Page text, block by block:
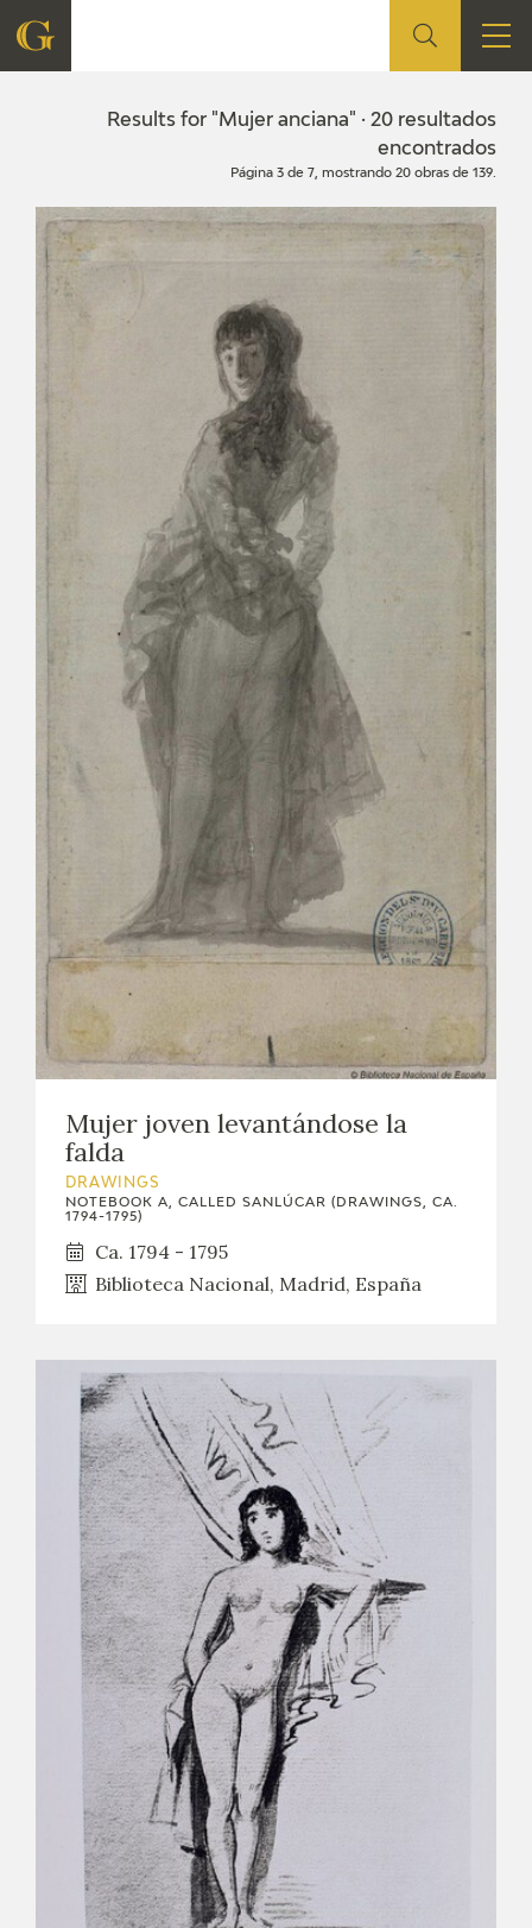
FOUNDATION
CORPORATE ACTION
ACTUALIDAD
FRANCISCO DE GOYA
PREMIO ARAGÓN GOYA
PUBLICACIONES
ONLINE SHOP
RECURSOS EDUCATIVOS
Results for "Mujer anciana" · 20 resultados
encontrados
Página 3 de 7, mostrando 20 obras de 139.
Mujer joven levantándose la
falda
DRAWINGS
NOTEBOOK A, CALLED SANLÚCAR (DRAWINGS, CA.
1794-1795)
Ca. 1794 - 1795
Biblioteca Nacional, Madrid, España